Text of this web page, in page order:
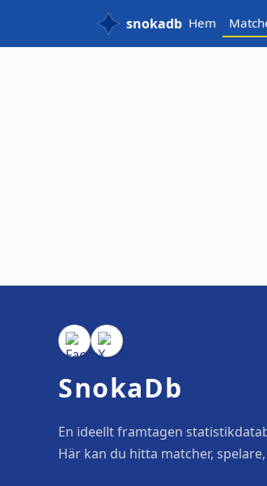
snokadb Hem
SnokaDb
En ideellt framtagen
Här kan du hitta matcher,